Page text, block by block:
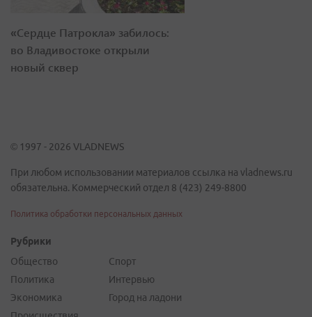
«Сердце Патрокла» забилось:
во Владивостоке открыли
новый сквер
© 1997 - 2026 VLADNEWS
При любом использовании материалов ссылка на vladnews.ru
обязательна. Коммерческий отдел 8 (423) 249-8800
Политика обработки персональных данных
Рубрики
Общество
Политика
Экономика
Спорт
Интервью
Город на ладони